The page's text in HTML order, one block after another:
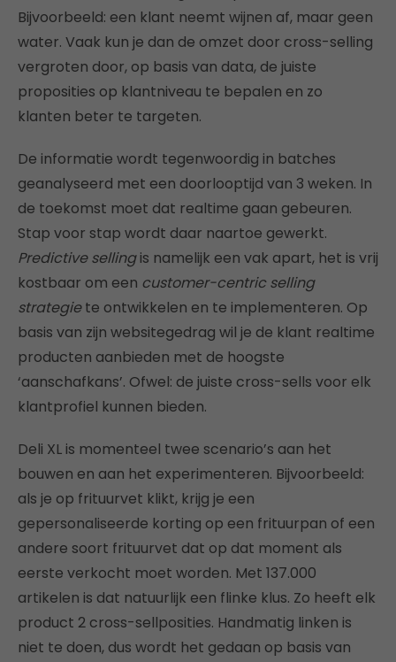
Bijvoorbeeld: een klant neemt wijnen af, maar geen
water. Vaak kun je dan de omzet door cross-selling
vergroten door, op basis van data, de juiste
proposities op klantniveau te bepalen en zo
klanten beter te targeten.
De informatie wordt tegenwoordig in batches
geanalyseerd met een doorlooptijd van 3 weken. In
de toekomst moet dat realtime gaan gebeuren.
Stap voor stap wordt daar naartoe gewerkt.
Predictive sellingis namelijk een vak apart, het is vrij
kostbaar om een customer-centric selling
strategiete ontwikkelen en te implementeren. Op
basis van zijn websitegedrag wil je de klant realtime
producten aanbieden met de hoogste
‘aanschafkans’. Ofwel: de juiste cross-sells voor elk
klantprofiel kunnen bieden.
Deli XL is momenteel twee scenario’s aan het
bouwen en aan het experimenteren. Bijvoorbeeld:
als je op frituurvet klikt, krijg je een
gepersonaliseerde korting op een frituurpan of een
andere soort frituurvet dat op dat moment als
eerste verkocht moet worden. Met 137.000
artikelen is dat natuurlijk een flinke klus. Zo heeft elk
product 2 cross-sellposities. Handmatig linken is
niet te doen, dus wordt het gedaan op basis van